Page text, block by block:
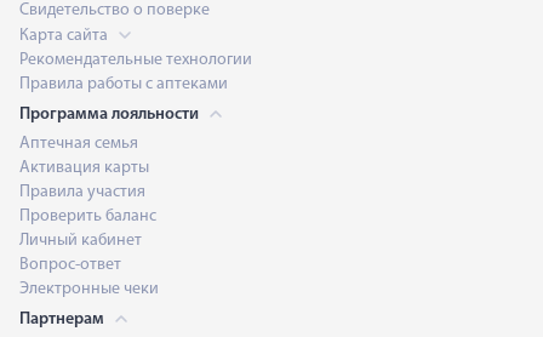
Свидетельство о поверке
Карта сайта
Рекомендательные технологии
Правила работы с аптеками
Программа лояльности
Аптечная семья
Активация карты
Правила участия
Проверить баланс
Личный кабинет
Вопрос-ответ
Электронные чеки
Партнерам